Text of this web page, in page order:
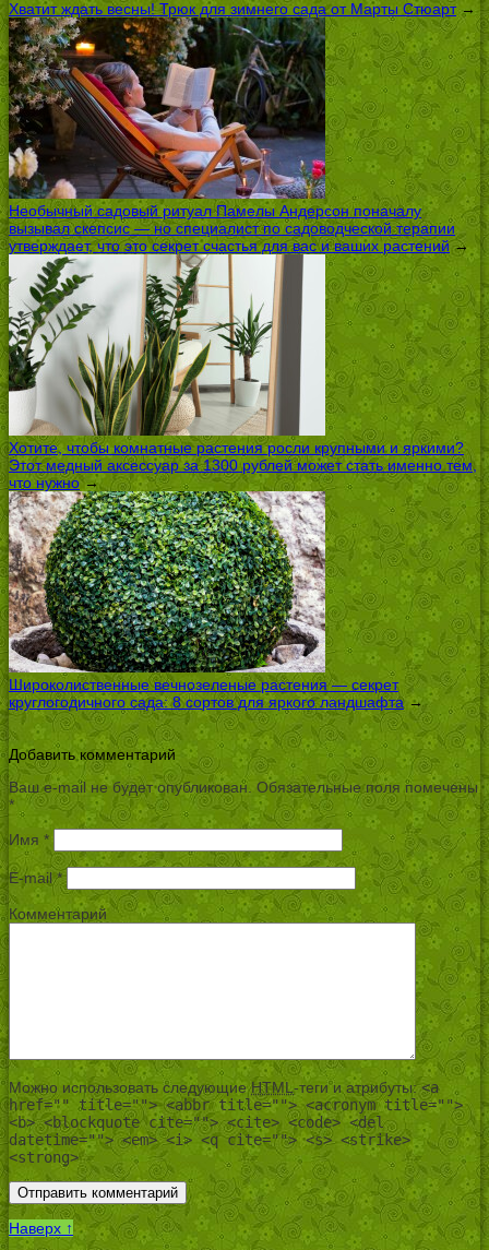
Хватит ждать весны! Трюк для зимнего сада от Марты Стюарт→
Необычный садовый ритуал Памелы Андерсон поначалу
вызывал скепсис — но специалист по садоводческой терапии
утверждает, что это секрет счастья для вас и ваших растений→
Хотите, чтобы комнатные растения росли крупными и яркими?
Этот медный аксессуар за 1300 рублей может стать именно тем,
что нужно→
Широколиственные вечнозеленые растения — секрет
круглогодичного сада: 8 сортов для яркого ландшафта→
Добавить комментарий
Ваш e-mail не будет опубликован. Обязательные поля помечены
*
Имя *
E-mail*
Комментарий
Можно использовать следующиеHTML-теги и атрибуты:<a
href="" title=""> <abbr title=""> <acronym title="">
<b> <blockquote cite=""> <cite> <code> <del
datetime=""> <em> <i> <q cite=""> <s> <strike>
<strong>
Наверх ↑